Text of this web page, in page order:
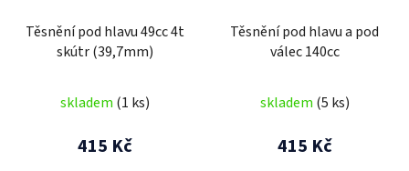
Těsnění pod hlavu 49cc 4t
skútr (39,7mm)
skladem (1 ks)
415 Kč
Těsnění pod hlavu a pod
válec 140cc
skladem (5 ks)
415 Kč